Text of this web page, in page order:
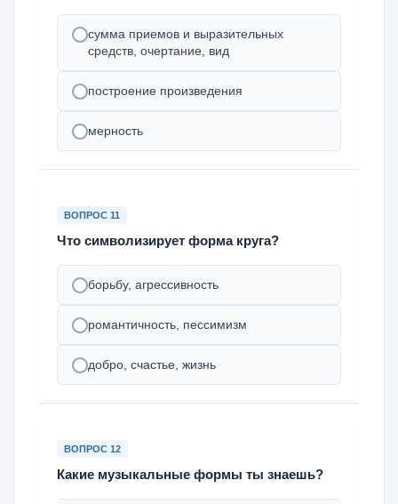
сумма приемов и выразительных
средств, очертание, вид
построение произведения
мерность
ВОПРОС 11
Что символизирует форма круга?
борьбу, агрессивность
романтичность, пессимизм
добро, счастье, жизнь
ВОПРОС 12
Какие музыкальные формы ты знаешь?